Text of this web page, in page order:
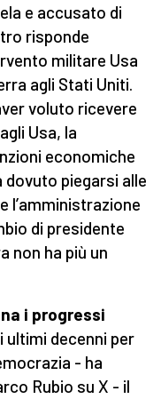
e accusato di
risponde
militare Usa
agli Stati Uniti.
voluto ricevere
Usa, la
economiche
dovuto piegarsi alle
l’amministrazione
di presidente
non ha più un
i progressi
ultimi decenni per
- ha
Rubio su X - il